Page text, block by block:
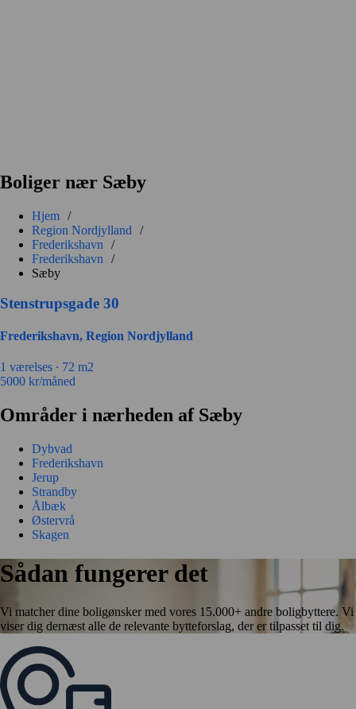
Boliger nær Sæby
Hjem /
Region Nordjylland
/
Frederikshavn
/
Frederikshavn
/
Sæby
Stenstrupsgade 30
Frederikshavn, Region Nordjylland
1 værelses ∙ 72 m2
5000 kr/måned
Områder i nærheden af Sæby
Dybvad
Frederikshavn
Jerup
Strandby
Ålbæk
Østervrå
Skagen
Sådan fungerer det
Vi matcher dine boligønsker med vores 15.000+ andre boligbyttere. Vi
viser dig dernæst alle de relevante bytteforslag, der er tilpasset til dig.